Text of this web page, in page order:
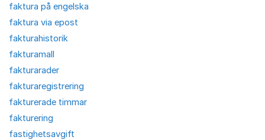
faktura på engelska
faktura via epost
fakturahistorik
fakturamall
fakturarader
fakturaregistrering
fakturerade timmar
fakturering
fastighetsavgift